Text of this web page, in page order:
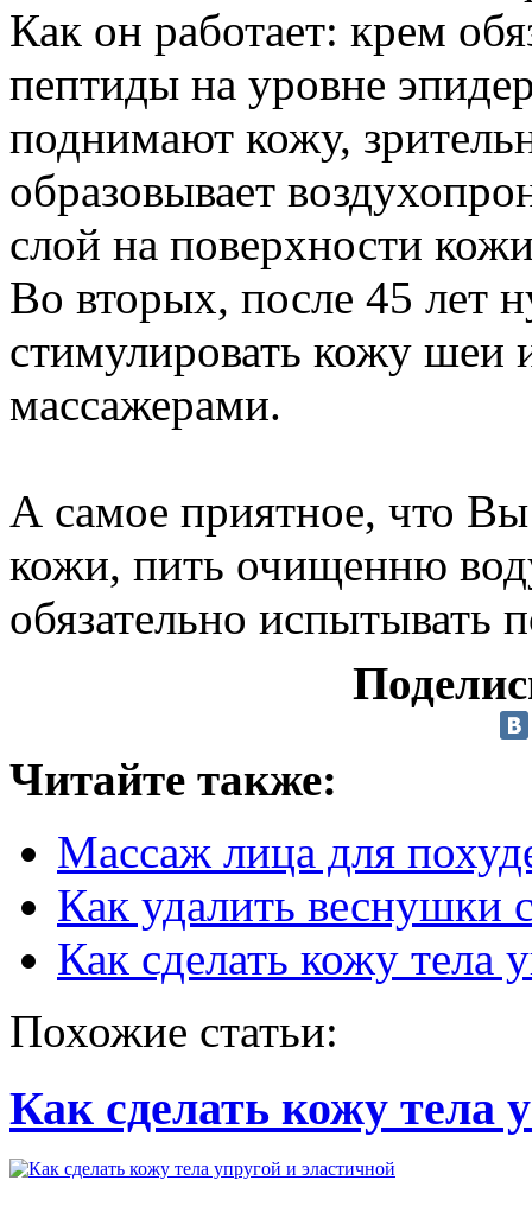
Как он работает: крем
пептиды на уровне
поднимают кожу,
образовывает
слой на поверхности
Во вторых, после 45 лет
стимулировать кожу шеи
массажерами.
А самое приятное, что Вы
кожи, пить очищенню
обязательно испытывать
Читайте также:
Массаж лица для
Как удалить веснушки
Как сделать кожу тела
Похожие статьи:
Как сделать кожу тела